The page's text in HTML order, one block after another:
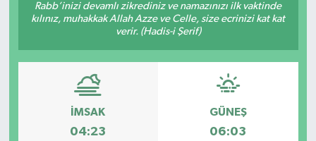
Rabb’inizi devamlı zikrediniz ve namazınızı ilk vaktinde
kılınız, muhakkak Allah Azze ve Celle, size ecrinizi kat kat
verir. (Hadis-i Şerif)
İMSAK
04:23
GÜNEŞ
06:03